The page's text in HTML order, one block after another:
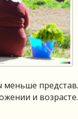
и возрасте.